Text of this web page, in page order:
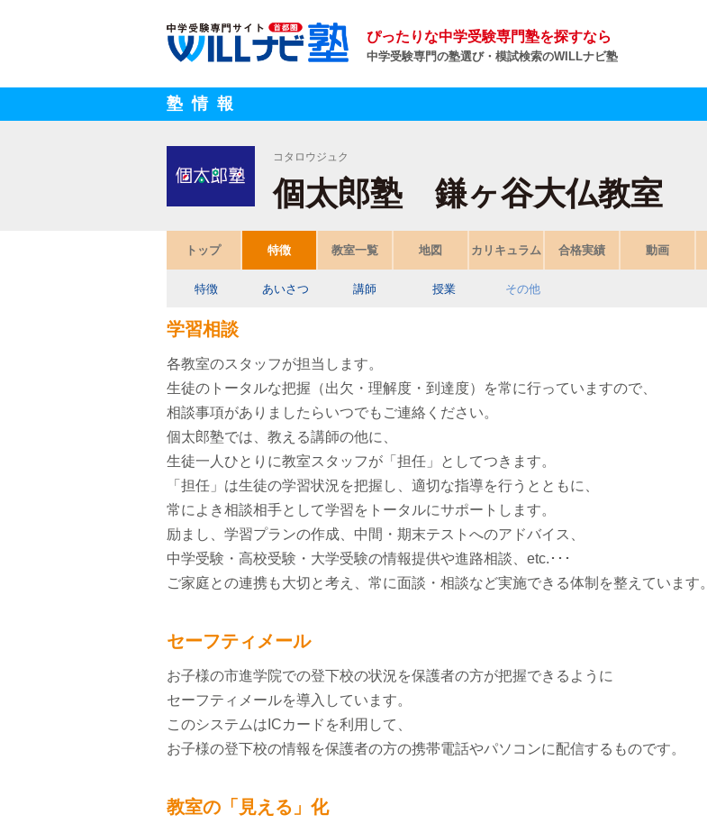
ぴったりな中学受験専門塾を探すなら
中学受験専門の塾選び・模試検索のWILLナビ塾
塾情報
コタロウジュク
個太郎塾 鎌ヶ谷大仏教室
トップ 特徴 教室一覧 地図 カリキュラム 合格実績 動画
特徴 あいさつ 講師 授業 その他
学習相談
各教室のスタッフが担当します。
生徒のトータルな把握（出欠・理解度・到達度）を常に行っていますので、
相談事項がありましたらいつでもご連絡ください。
個太郎塾では、教える講師の他に、
生徒一人ひとりに教室スタッフが「担任」としてつきます。
「担任」は生徒の学習状況を把握し、適切な指導を行うとともに、
常によき相談相手として学習をトータルにサポートします。
励まし、学習プランの作成、中間・期末テストへのアドバイス、
中学受験・高校受験・大学受験の情報提供や進路相談、etc.･･･
ご家庭との連携も大切と考え、常に面談・相談など実施できる体制を整えています。
セーフティメール
お子様の市進学院での登下校の状況を保護者の方が把握できるように
セーフティメールを導入しています。
このシステムはICカードを利用して、
お子様の登下校の情報を保護者の方の携帯電話やパソコンに配信するものです。
教室の「見える」化